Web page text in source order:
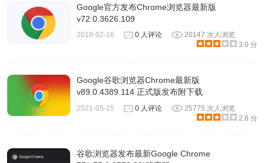
Google官方发布Chrome浏览器最新版
v72.0.3626.109
2019-02-16 0 人评论
20147 次人浏览
3.0 分
Google谷歌浏览器Chrome最新版
v89.0.4389.114 正式版发布附下载
2021-05-15 0 人评论
25775 次人浏览
2.8 分
谷歌浏览器发布最新Google Chrome